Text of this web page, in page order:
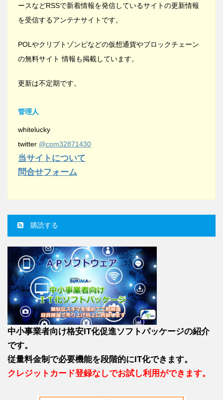
ースなどRSSで新着情報を発信しているサイトの更新情報
を受信するアンテナサイトです。
POLやクリプトゾンビなどの仮想通貨やブロックチェーン
の無料サイト 情報も掲載しています。
更新は不定期です。
管理人
whitelucky
twitter @com32871430
当サイトについて
問合せフォーム
購読する
中小事業者向け格安IT化促進ソフトパッケージの紹介
です。
従量料金制で必要機能を段階的にIT化できます。
クレジットカード登録なしでお試し利用ができます。